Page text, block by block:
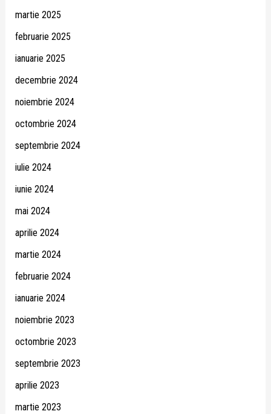
martie 2025
februarie 2025
ianuarie 2025
decembrie 2024
noiembrie 2024
octombrie 2024
septembrie 2024
iulie 2024
iunie 2024
mai 2024
aprilie 2024
martie 2024
februarie 2024
ianuarie 2024
noiembrie 2023
octombrie 2023
septembrie 2023
aprilie 2023
martie 2023